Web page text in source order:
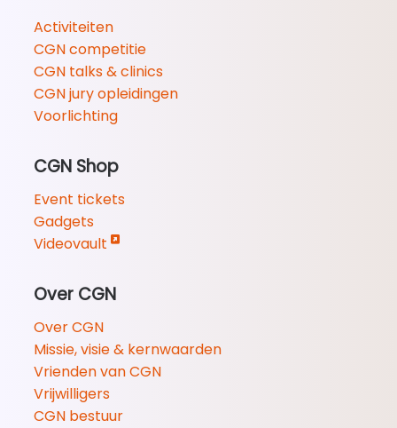
Activiteiten
CGN competitie
CGN talks & clinics
CGN jury opleidingen
Voorlichting
CGN Shop
Event tickets
Gadgets
Videovault
Over CGN
Over CGN
Missie, visie & kernwaarden
Vrienden van CGN
Vrijwilligers
CGN bestuur